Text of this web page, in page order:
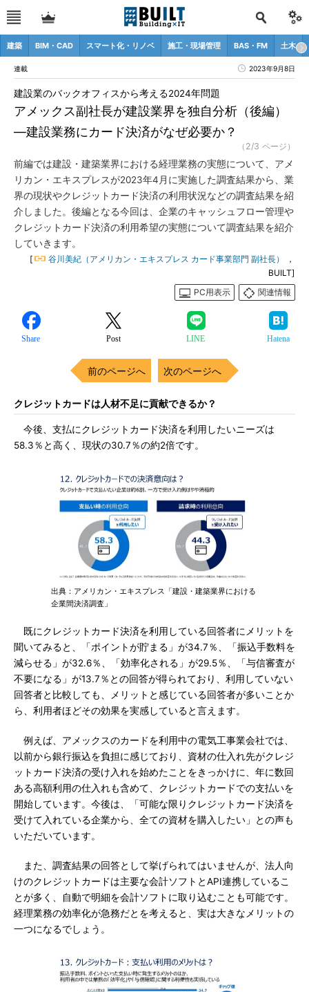
建築 BIM・CAD スマート化・リノベ 施工・現場管理 BAS・FM 土木
連載 2023年9月8日
アメックス副社長が建設業界を独自分析（後編）
―建設業務にカード決済がなぜ必要か？
建設業のバックオフィスから考える2024年問題
（2/3 ページ）
前編では建設・建築業界における経理業務の実態について、アメ
リカン・エキスプレスが2023年4月に実施した調査結果から、業
界の現状やクレジットカード決済の利用状況などの調査結果を紹
介しました。後編となる今回は、企業のキャッシュフロー管理や
クレジットカード決済の利用希望の実態について調査結果を紹介
していきます。
[ 谷川美紀（アメリカン・エキスプレス カード事業部門 副社長）
，
BUILT]
PC用表示
関連情報
Share Post LINE Hatena
前のページへ 次のページへ
クレジットカードは人材不足に貢献できるか？
今後、支払にクレジットカード決済を利用したいニーズは
58.3％と高く、現状の30.7％の約2倍です。
出典：アメリカン・エキスプレス「建設・建築業界における
企業間決済調査」
既にクレジットカード決済を利用している回答者にメリットを
聞いてみると、「ポイントが貯まる」が34.7％、「振込手数料を
減らせる」が32.6％、「効率化される」が29.5％、「与信審査が
不要になる」が13.7％との回答が得られており、利用していない
回答者と比較しても、メリットと感じている回答者が多いことか
ら、利用者ほどその効果を実感していると言えます。
例えば、アメックスのカードを利用中の電気工事業会社では、
以前から銀行振込を負担に感じており、資材の仕入れ先がクレジ
ットカード決済の受け入れを始めたことをきっかけに、年に数回
ある高額利用の仕入れも含めて、クレジットカードでの支払いを
開始しています。今後は、「可能な限りクレジットカード決済を
受けて入れている企業から、全ての資材を購入したい」との声も
いただいています。
また、調査結果の回答として挙げられてはいませんが、法人向
けのクレジットカードは主要な会計ソフトとAPI連携しているこ
とが多く、自動で明細を会計ソフトに取り込むことも可能です。
経理業務の効率化が急務だとを考えると、実は大きなメリットの
一つになるでしょう。